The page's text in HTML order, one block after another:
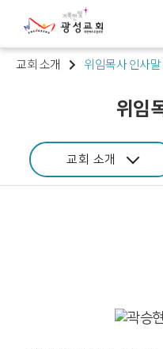
교회 소개 위임목사 인사말
위임
교회 소개